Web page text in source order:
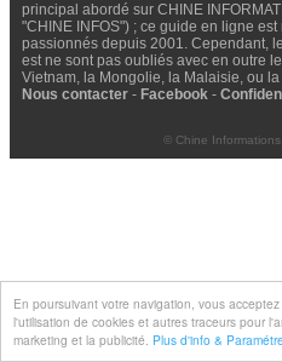
En poursuivant votre navigation, vous
l'utilisation de cookies et autres traceurs pour
marketing et la publicité. Plus d'info &
principal abordé sur CHINE
"CHINE INFOS") ; ce guide en ligne
passionnés depuis 2001. Cependant,
est ne sont pas oubliés avec en outre
Vietnam, la Mongolie, la Malaisie, ou
Nous contacter - Facebook -
© Chine